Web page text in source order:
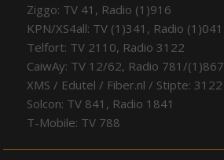
Ziggo: TV 41, Radio (1)916
KPN/XS4all: TV (1)341, Radio (1)041
Telfort: TV 2110, Radio 3122
CaiwAy: TV 12/62, Radio 781/(1)867
XMS / Edutel / Fiber.nl / Stipte: 3122
Solcon: TV 841, Radio 1841
T-Mobile: TV 788